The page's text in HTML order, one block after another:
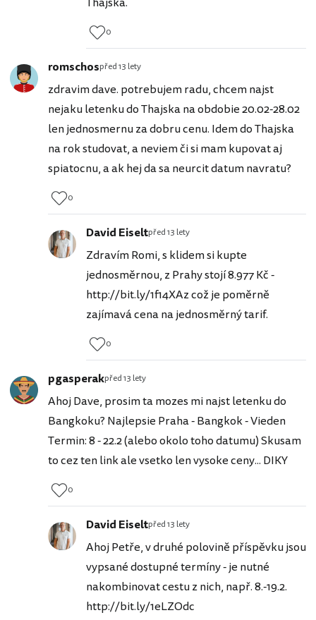
0
romschospřed 13 lety
zdravim dave. potrebujem radu, chcem najst
nejaku letenku do Thajska na obdobie 20.02-28.02
len jednosmernu za dobru cenu. Idem do Thajska
na rok studovat, a neviem či si mam kupovat aj
spiatocnu, a ak hej da sa neurcit datum navratu?
0
David Eiseltpřed 13 lety
Zdravím Romi, s klidem si kupte
jednosměrnou, z Prahy stojí 8.977 Kč -
http://bit.ly/1f14XAz což je poměrně
zajímavá cena na jednosměrný tarif.
0
pgasperakpřed 13 lety
Ahoj Dave, prosim ta mozes mi najst letenku do
Bangkoku? Najlepsie Praha - Bangkok - Vieden
Termin: 8 - 22.2 (alebo okolo toho datumu) Skusam
to cez ten link ale vsetko len vysoke ceny... DIKY
0
David Eiseltpřed 13 lety
Ahoj Petře, v druhé polovině příspěvku jsou
vypsané dostupné termíny - je nutné
nakombinovat cestu z nich, např. 8.-19.2.
http://bit.ly/1eLZOdc